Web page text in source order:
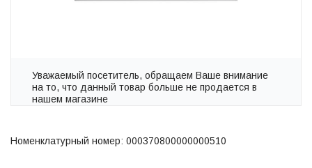
Уважаемый посетитель, обращаем Ваше внимание
на то, что данный товар больше не продается в
нашем магазине
Номенклатурный номер: 000370800000000510